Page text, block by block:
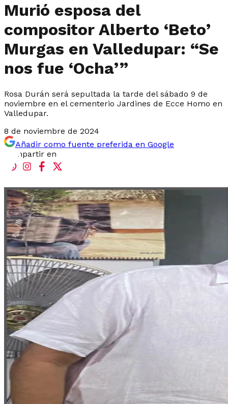
Murió esposa del
compositor Alberto ‘Beto’
Murgas en Valledupar: “Se
nos fue ‘Ocha’”
Rosa Durán será sepultada la tarde del sábado 9 de
noviembre en el cementerio Jardines de Ecce Homo en
Valledupar.
8 de noviembre de 2024
Añadir como fuente preferida en Google
Compartir en